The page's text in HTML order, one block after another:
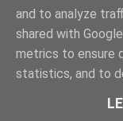
ΣΠΥΡΑΚΗΣ
and to analyze
shared with
metrics to ensure
statistics, and to